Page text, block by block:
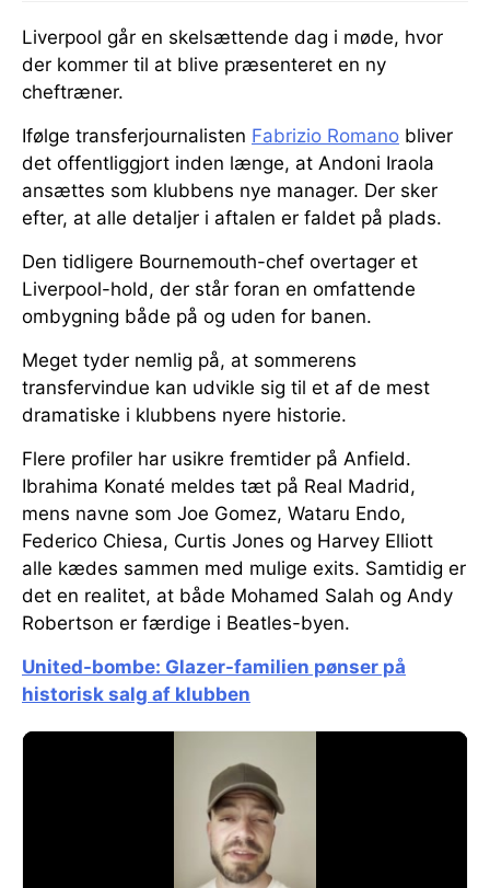
Liverpool går en skelsættende dag i møde, hvor
der kommer til at blive præsenteret en ny
cheftræner.
Ifølge transferjournalisten Fabrizio Romano bliver
det offentliggjort inden længe, at Andoni Iraola
ansættes som klubbens nye manager. Der sker
efter, at alle detaljer i aftalen er faldet på plads.
Den tidligere Bournemouth-chef overtager et
Liverpool-hold, der står foran en omfattende
ombygning både på og uden for banen.
Meget tyder nemlig på, at sommerens
transfervindue kan udvikle sig til et af de mest
dramatiske i klubbens nyere historie.
Flere profiler har usikre fremtider på Anfield.
Ibrahima Konaté meldes tæt på Real Madrid,
mens navne som Joe Gomez, Wataru Endo,
Federico Chiesa, Curtis Jones og Harvey Elliott
alle kædes sammen med mulige exits. Samtidig er
det en realitet, at både Mohamed Salah og Andy
Robertson er færdige i Beatles-byen.
United-bombe: Glazer-familien pønser på
historisk salg af klubben